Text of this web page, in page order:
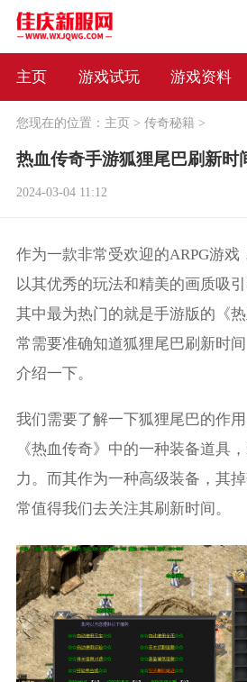
主页 游戏试玩 游戏资料
您现在的位置： 主页> 传奇秘籍 >
热血传奇手游狐狸尾巴刷新时
2024-03-04 11:12
作为一款非常受欢迎的ARPG游
以其优秀的玩法和精美的画质吸
其中最为热门的就是手游版的《
常需要准确知道狐狸尾巴刷新时
介绍一下。
我们需要了解一下狐狸尾巴的作
《热血传奇》中的一种装备道具
力。而其作为一种高级装备，其
常值得我们去关注其刷新时间。